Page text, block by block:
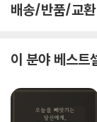
과 상관없어 보이는
람들과 수많은 독자
누구나 돈을 걱정하
된 책이 무산되는
배송/반품/교환
이 분야 베스트